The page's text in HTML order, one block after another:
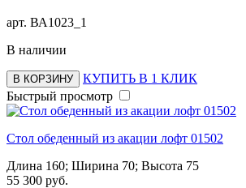
арт. ВА1023_1
В наличии
В КОРЗИНУ
КУПИТЬ В 1 КЛИК
Быстрый просмотр
Стол обеденный из акации лофт 01502
Длина 160; Ширина 70; Высота 75
55 300 руб.